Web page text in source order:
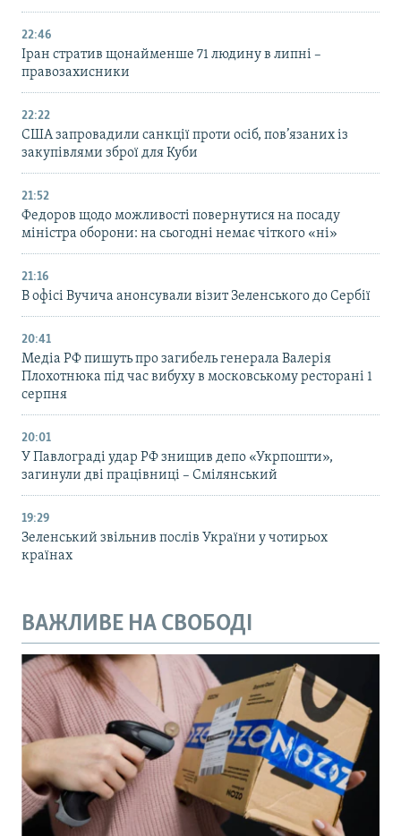
22:46
Іран стратив щонайменше 71 людину в липні –
правозахисники
22:22
США запровадили санкції проти осіб, пов’язаних із
закупівлями зброї для Куби
21:52
Федоров щодо можливості повернутися на посаду
міністра оборони: на сьогодні немає чіткого «ні»
21:16
В офісі Вучича анонсували візит Зеленського до Сербії
20:41
Медіа РФ пишуть про загибель генерала Валерія
Плохотнюка під час вибуху в московському ресторані 1
серпня
20:01
У Павлограді удар РФ знищив депо «Укрпошти»,
загинули дві працівниці – Смілянський
19:29
Зеленський звільнив послів України у чотирьох
країнах
ВАЖЛИВЕ НА СВОБОДІ